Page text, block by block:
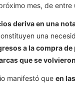
mes, de entre
deriva en una
una
a la compra
que se
manifestó que en